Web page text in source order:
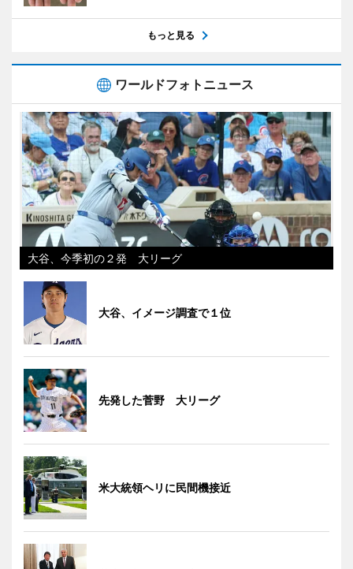
もっと見る
ワールドフォトニュース
大谷、今季初の２発 大リーグ
大谷、イメージ調査で１位
先発した菅野 大リーグ
米大統領ヘリに民間機接近